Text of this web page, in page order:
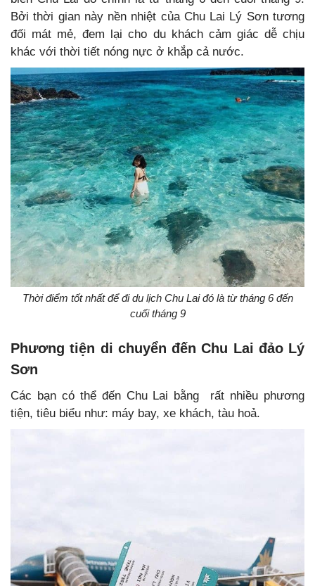
Bởi thời gian này nền nhiệt của Chu Lai Lý Sơn tương
đối mát mẻ, đem lại cho du khách cảm giác dễ chịu
khác với thời tiết nóng nực ở khắp cả nước.
Thời điểm tốt nhất để đi du lịch Chu Lai đó là từ tháng 6 đến
cuối tháng 9
Phương tiện di chuyển đến Chu Lai đảo Lý
Sơn
Các bạn có thể đến Chu Lai bằng rất nhiều phương
tiện, tiêu biểu như: máy bay, xe khách, tàu hoả.